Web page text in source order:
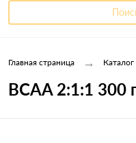
Главная страница →
BCAA 2:1:1 300